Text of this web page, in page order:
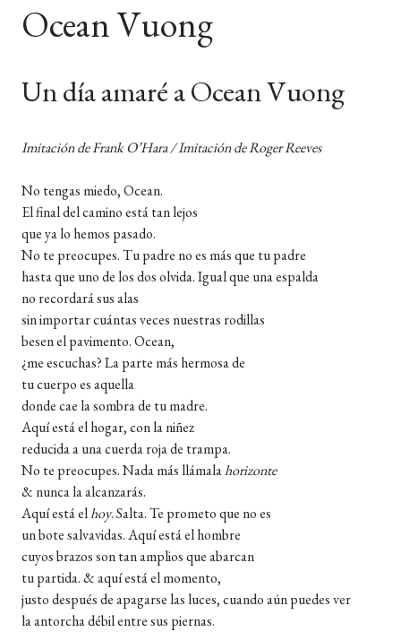
Ocean Vuong
Un día amaré a Ocean Vuong
Imitación de Frank O’Hara / Imitación de Roger Reeves
No tengas miedo, Ocean.
El final del camino está tan lejos
que ya lo hemos pasado.
No te preocupes. Tu padre no es más que tu padre
hasta que uno de los dos olvida. Igual que una espalda
no recordará sus alas
sin importar cuántas veces nuestras rodillas
besen el pavimento. Ocean,
¿me escuchas? La parte más hermosa de
tu cuerpo es aquella
donde cae la sombra de tu madre.
Aquí está el hogar, con la niñez
reducida a una cuerda roja de trampa.
No te preocupes. Nada más llámalahorizonte
& nunca la alcanzarás.
Aquí está elhoy. Salta. Te prometo que no es
un bote salvavidas. Aquí está el hombre
cuyos brazos son tan amplios que abarcan
tu partida. & aquí está el momento,
justo después de apagarse las luces, cuando aún puedes ver
la antorcha débil entre sus piernas.